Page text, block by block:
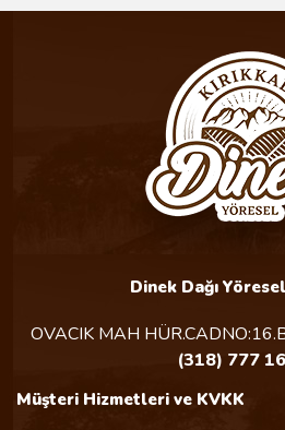
Dinek Dağı
OVACIK MAH
(318) 777
Müşteri Hizmetleri ve KVKK